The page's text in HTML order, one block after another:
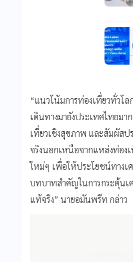
“แนวโน้มการท่องเที่ยวทั่วโ
เดินทางมายังประเทศไทยม
เที่ยวเชิงสุขภาพ และสัมผัส
จริงนอกเหนือจากแหล่งท่อง
ใหม่ๆ เพื่อให้ประโยชน์ทางเ
บทบาทสำคัญในการกระตุ้นเ
แท้จริง” นายอมันพรีท กล่าว